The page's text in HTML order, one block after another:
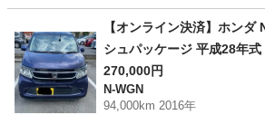
川角駅 バモス
【オンライン決済】ホンダ
シュパッケージ 平成28年
000km
270,000円
N-WGN
94,000km 2016年